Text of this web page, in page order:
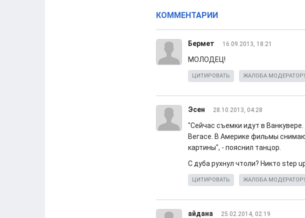
КОММЕНТАРИИ
Бермет 16.09.2013, 18:21
МОЛОДЕЦ!
ЦИТИРОВАТЬ ЖАЛОБА
Эсен 28.10.2013, 04:28
"Сейчас съемки идут в
Вегасе. В Америке фильмы
картины", - пояснил танцор.
С дуба рухнул чтоли? Никто step
ЦИТИРОВАТЬ ЖАЛОБА
айдана 25.02.2014, 02:19